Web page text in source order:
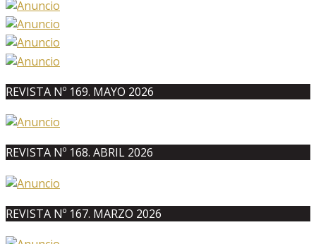
REVISTA Nº 169. MAYO 2026
REVISTA Nº 168. ABRIL 2026
REVISTA Nº 167. MARZO 2026